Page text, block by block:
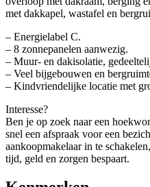
met dakkapel, wastafel en
– Energielabel C.
– 8 zonnepanelen aanwezig.
– Muur- en dakisolatie,
– Veel bijgebouwen en
– Kindvriendelijke locatie met
Interesse?
Ben je op zoek naar een
snel een afspraak voor een
aankoopmakelaar in te
tijd, geld en zorgen bespaart.